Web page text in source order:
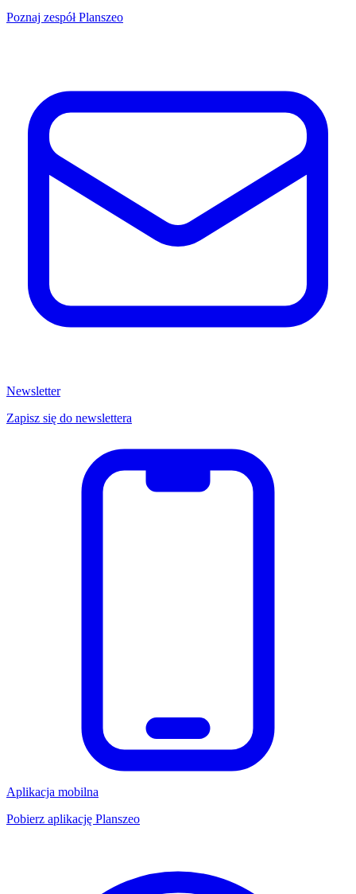
Poznaj zespół Planszeo
Newsletter
Zapisz się do newslettera
Aplikacja mobilna
Pobierz aplikację Planszeo